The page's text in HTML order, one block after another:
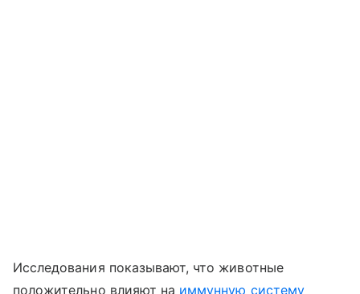
Исследования показывают, что животные
положительно влияют на иммунную систему